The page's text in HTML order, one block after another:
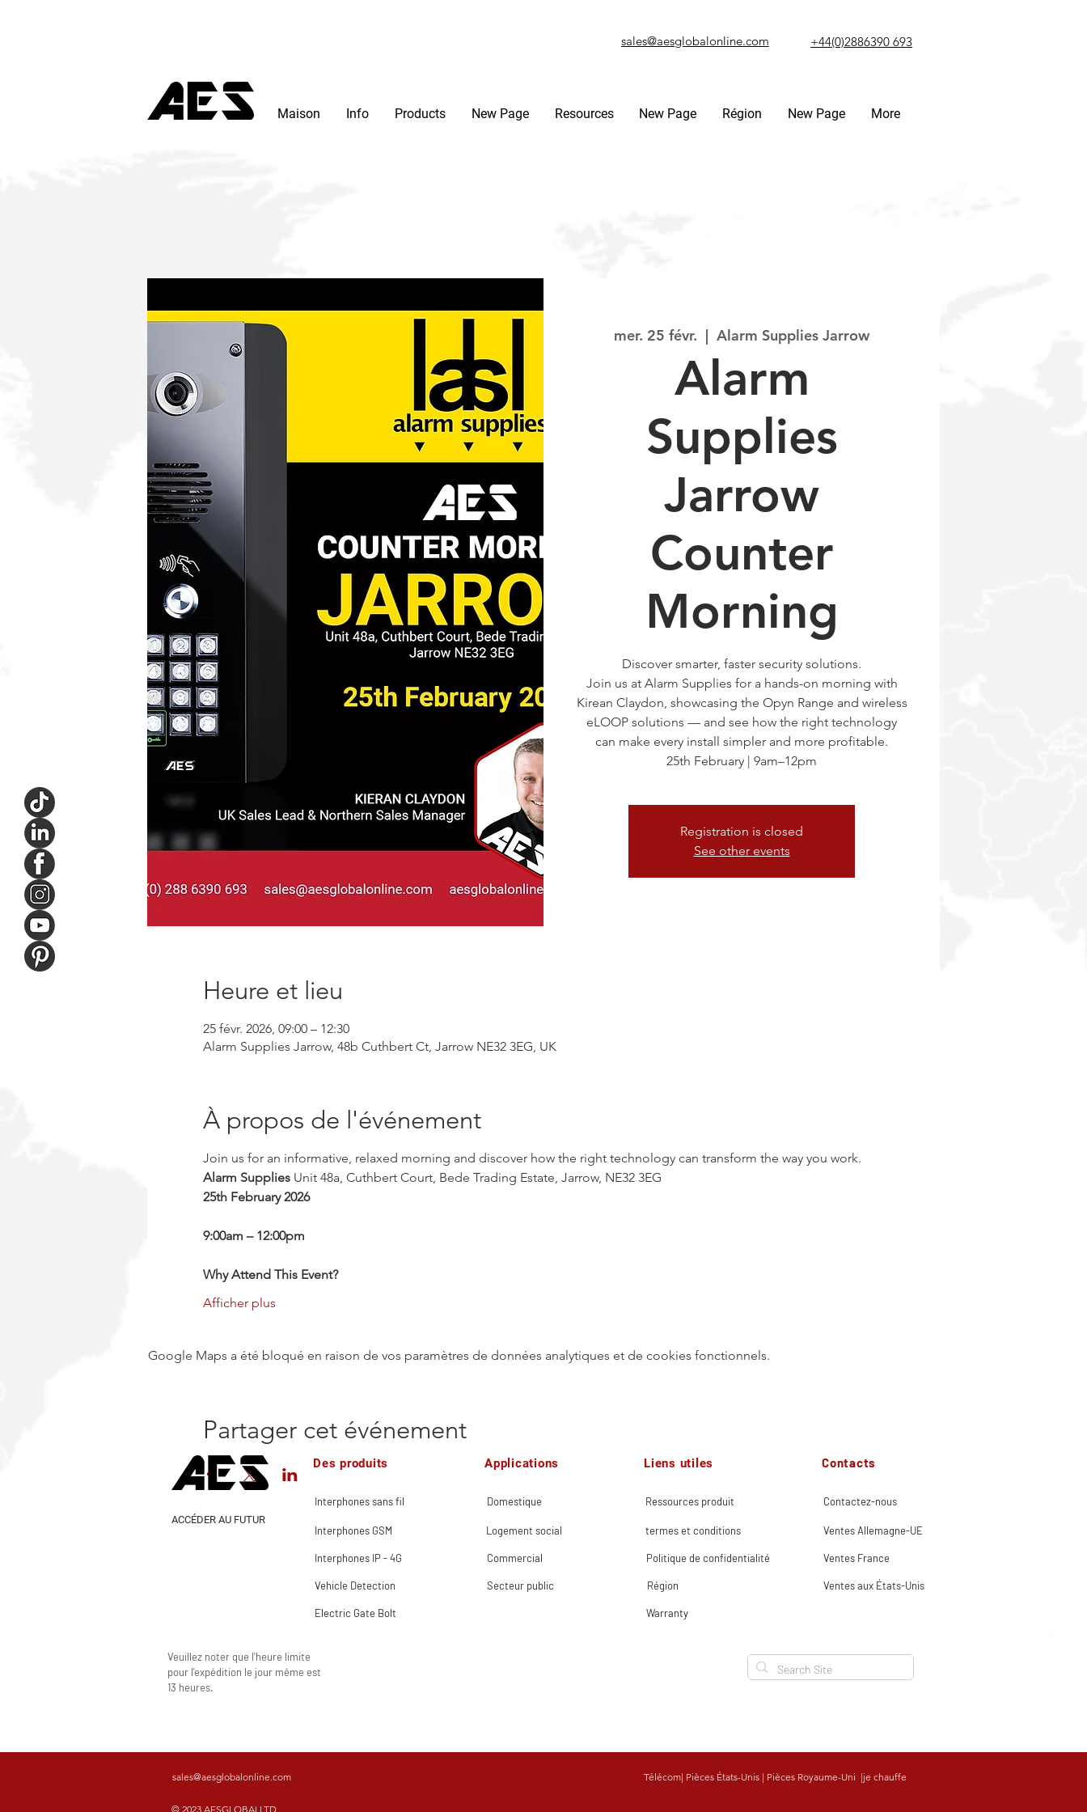
sales@aesglobalonline.com +44(0)2886390 693
Maison Info Products New Page Resources New Page Région New Page More
mer. 25 févr.
  |
Alarm Supplies Jarrow
Alarm
Supplies
Jarrow
Counter
Morning
Discover smarter, faster security solutions.
Join us at Alarm Supplies for a hands-on morning with
Kirean Claydon, showcasing the Opyn Range and wireless
eLOOP solutions — and see how the right technology
can make every install simpler and more profitable.
25th February | 9am–12pm
Registration is closed
See other events
Heure et lieu
25 févr. 2026, 09:00 – 12:30
Alarm Supplies Jarrow, 48b Cuthbert Ct, Jarrow NE32 3EG, UK
À propos de l'événement
Join us for an informative, relaxed morning and discover how the right technology can transform the way you work.
Alarm Supplies Unit 48a, Cuthbert Court, Bede Trading Estate, Jarrow, NE32 3EG
25th February 2026
9:00am – 12:00pm
Why Attend This Event?
Afficher plus
Google Maps a été bloqué en raison de vos paramètres de données analytiques et de cookies fonctionnels.
Partager cet événement
Des produits
Interphones sans fil
ACCÉDER AU FUTUR
Interphones GSM
Interphones IP - 4G
Vehicle Detection
Electric Gate Bolt
Veuillez noter que l'heure limite
pour l'expédition le jour même est
13 heures.
Applications
Domestique
Logement social
Commercial
Secteur public
Liens utiles
Ressources produit
termes et conditions
Politique de confidentialité
Région
Contacts
Contactez-nous
Ventes Allemagne-UE
Ventes France
Ventes aux États-Unis
Warranty
sales@aesglobalonline.com Télécom| Pièces États-Unis | Pièces Royaume-Uni |je chauffe
© 2023 AESGLOBALLTD